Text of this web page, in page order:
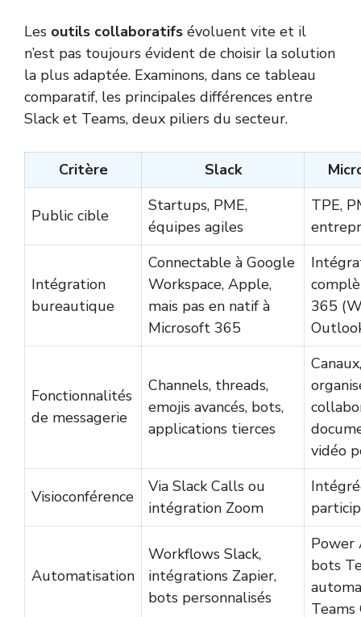
Les outils collaboratifs évoluent vite et il
n’est pas toujours évident de choisir la solution
la plus adaptée. Examinons, dans ce tableau
comparatif, les principales différences entre
Slack et Teams, deux piliers du secteur.
Critère Slack
Public cible
Startups, PME,
équipes agiles
TPE,
Intégration
bureautique
Connectable à Google
Workspace, Apple,
mais pas en natif à
Microsoft 365
365
Fonctionnalités
de messagerie
Channels, threads,
emojis avancés, bots,
applications tierces
vidéo
Visioconférence
Via Slack Calls ou
intégration Zoom
Automatisation
Workflows Slack,
intégrations Zapier,
bots personnalisés
Power
bots
Teams